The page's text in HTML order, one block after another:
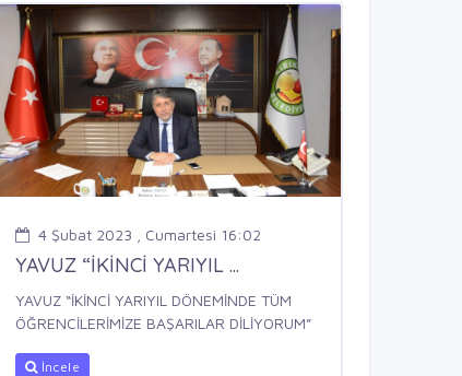
4 Şubat 2023 , Cumartesi 16:02
YAVUZ “İKİNCİ YARIYIL ...
YAVUZ “İKİNCİ YARIYIL DÖNEMİNDE TÜM
ÖĞRENCİLERİMİZE BAŞARILAR DİLİYORUM”
İncele